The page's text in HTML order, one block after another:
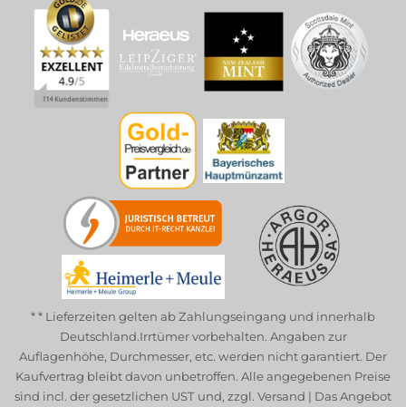
* * Lieferzeiten gelten ab Zahlungseingang und innerhalb
Deutschland.Irrtümer vorbehalten. Angaben zur
Auflagenhöhe, Durchmesser, etc. werden nicht garantiert. Der
Kaufvertrag bleibt davon unbetroffen. Alle angegebenen Preise
sind incl. der gesetzlichen UST und, zzgl. Versand | Das Angebot